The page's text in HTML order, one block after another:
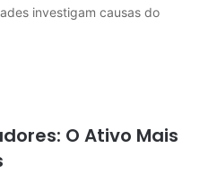
investigam causas do
O Ativo Mais